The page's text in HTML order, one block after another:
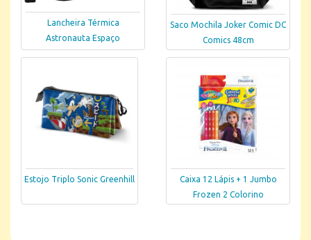
Lancheira Térmica
Astronauta Espaço
Saco Mochila Joker Comic DC
Comics 48cm
Estojo Triplo Sonic Greenhill
Caixa 12 Lápis + 1 Jumbo
Frozen 2 Colorino